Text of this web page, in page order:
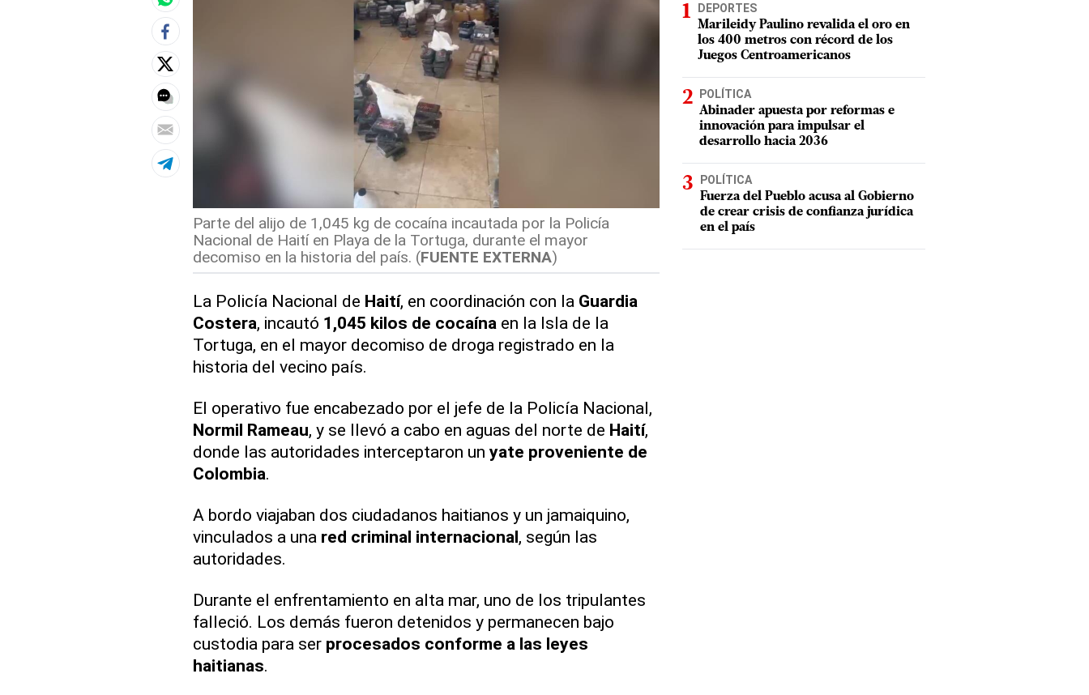
Parte del alijo de 1,045 kg de cocaína incautada por la Policía
Nacional de Haití en Playa de la Tortuga, durante el mayor
decomiso en la historia del país. (FUENTE EXTERNA)
La Policía Nacional de Haití, en coordinación con la Guardia
Costera, incautó 1,045 kilos de cocaína en la Isla de la
Tortuga, en el mayor decomiso de droga registrado en la
historia del vecino país.
El operativo fue encabezado por el jefe de la Policía Nacional,
Normil Rameau, y se llevó a cabo en aguas del norte de Haití,
donde las autoridades interceptaron un yate proveniente de
Colombia.
A bordo viajaban dos ciudadanos haitianos y un jamaiquino,
vinculados a una red criminal internacional, según las
autoridades.
Durante el enfrentamiento en alta mar, uno de los tripulantes
falleció. Los demás fueron detenidos y permanecen bajo
custodia para ser procesados conforme a las leyes
haitianas.
DEPORTES
Marileidy Paulino revalida el oro en
los 400 metros con récord de los
Juegos Centroamericanos
POLÍTICA
Abinader apuesta por reformas e
innovación para impulsar el
desarrollo hacia 2036
POLÍTICA
Fuerza del Pueblo acusa al Gobierno
de crear crisis de confianza jurídica
en el país